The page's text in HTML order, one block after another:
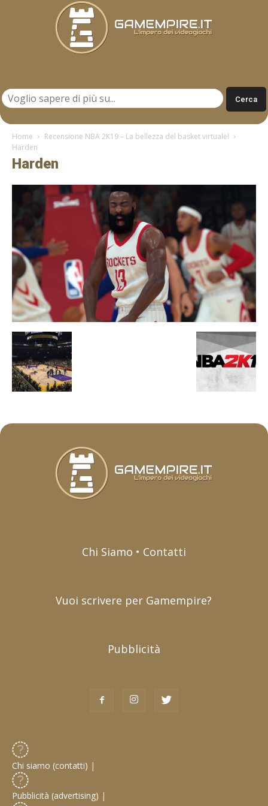
Home
Recensione NBA 2K19 – La bellezza del basket virtuale!
Harden
Harden
Chi Siamo • Contatti
Vuoi scrivere per Gamempire?
Pubblicità
Chi siamo (contatti) |
Pubblicità (advertising) |